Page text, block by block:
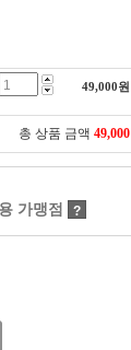
49,000원
총 상품 금액 49,000
가맹점 ?